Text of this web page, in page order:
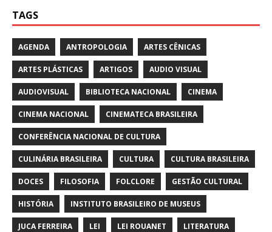
TAGS
AGENDA ANTROPOLOGIA ARTES CÊNICAS
ARTES PLÁSTICAS ARTIGOS AUDIO VISUAL
AUDIOVISUAL BIBLIOTECA NACIONAL CINEMA
CINEMA NACIONAL CINEMATECA BRASILEIRA
CONFERÊNCIA NACIONAL DE CULTURA
CULINÁRIA BRASILEIRA CULTURA CULTURA BRASILEIRA
DOCES FILOSOFIA FOLCLORE GESTÃO CULTURAL
HISTÓRIA INSTITUTO BRASILEIRO DE MUSEUS
JUCA FERREIRA LEI LEI ROUANET LITERATURA